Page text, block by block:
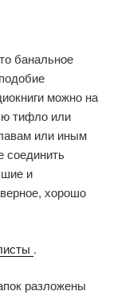
банальное
можно на
тифло или
или иным
соединить
и
хорошо
.
разложены